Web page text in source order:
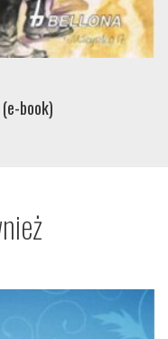
book)